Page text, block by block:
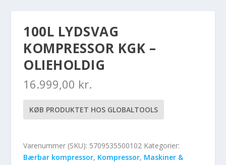
100L LYDSVAG
KOMPRESSOR KGK –
OLIEHOLDIG
16.999,00 kr.
KØB PRODUKTET HOS GLOBALTOOLS
Varenummer (SKU): 5709535500102 Kategorier:
Bærbar kompressor, Kompressor, Maskiner &